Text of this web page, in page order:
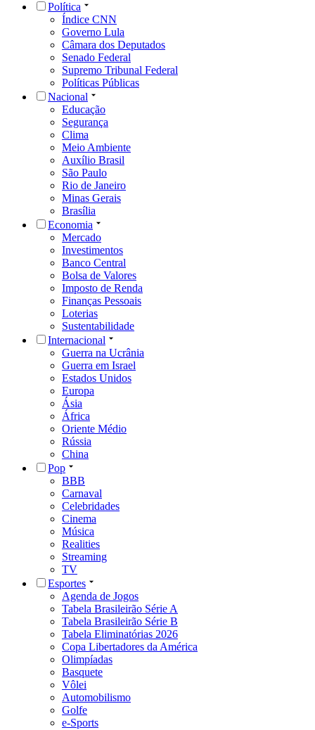
Política
Índice CNN
Governo Lula
Câmara dos Deputados
Senado Federal
Supremo Tribunal Federal
Políticas Públicas
Nacional
Educação
Segurança
Clima
Meio Ambiente
Auxílio Brasil
São Paulo
Rio de Janeiro
Minas Gerais
Brasília
Economia
Mercado
Investimentos
Banco Central
Bolsa de Valores
Imposto de Renda
Finanças Pessoais
Loterias
Sustentabilidade
Internacional
Guerra na Ucrânia
Guerra em Israel
Estados Unidos
Europa
Ásia
África
Oriente Médio
Rússia
China
Pop
BBB
Carnaval
Celebridades
Cinema
Música
Realities
Streaming
TV
Esportes
Agenda de Jogos
Tabela Brasileirão Série A
Tabela Brasileirão Série B
Tabela Eliminatórias 2026
Copa Libertadores da América
Olimpíadas
Basquete
Vôlei
Automobilismo
Golfe
e-Sports